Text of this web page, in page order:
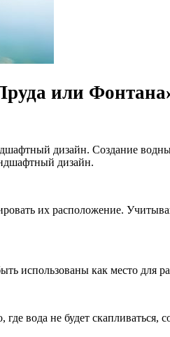
или
дизайн. Создание
дизайн.
их расположение.
использованы как место для
вода не будет